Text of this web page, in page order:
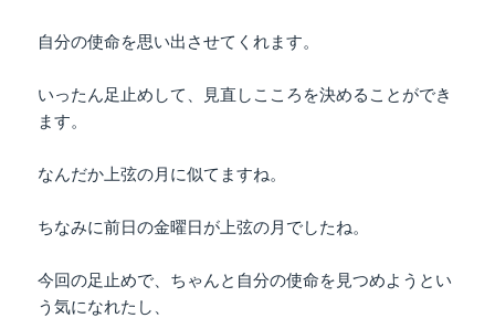
自分の使命を思い出させてくれます。
いったん足止めして、見直しこころを決めることができ
ます。
なんだか上弦の月に似てますね。
ちなみに前日の金曜日が上弦の月でしたね。
今回の足止めで、ちゃんと自分の使命を見つめようとい
う気になれたし、